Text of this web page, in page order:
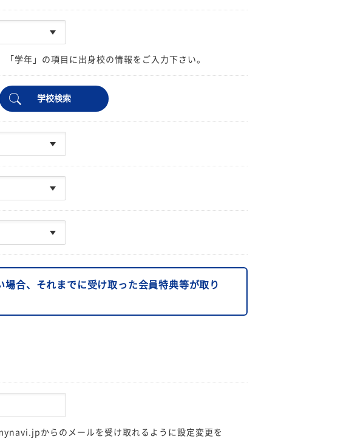
学年」の項目に出身校の情報をご入力下さい。
学校検索
合、それまでに受け取った会員特典等が取り
からのメールを受け取れるように設定変更を